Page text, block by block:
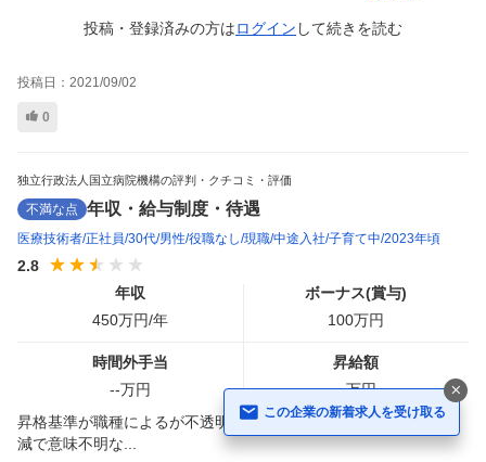
投稿・登録済みの方はログイン して続きを読む
投稿日： 2021/09/02
0
独立行政法人国立病院機構の評判・クチコミ・評価
不満な点 年収・給与制度・待遇
医療技術者 正社員 30代 男性 役職なし 現職 中途入社 子育て中 2023年頃
2.8
年収
450万円/年
ボーナス(賞与)
100万円
時間外手当
--万円
昇給額
--万円
昇格基準が職種によるが不透明さがある。院長など幹部のさじ加
減で意味不明な...
この企業の新着求人を受け取る